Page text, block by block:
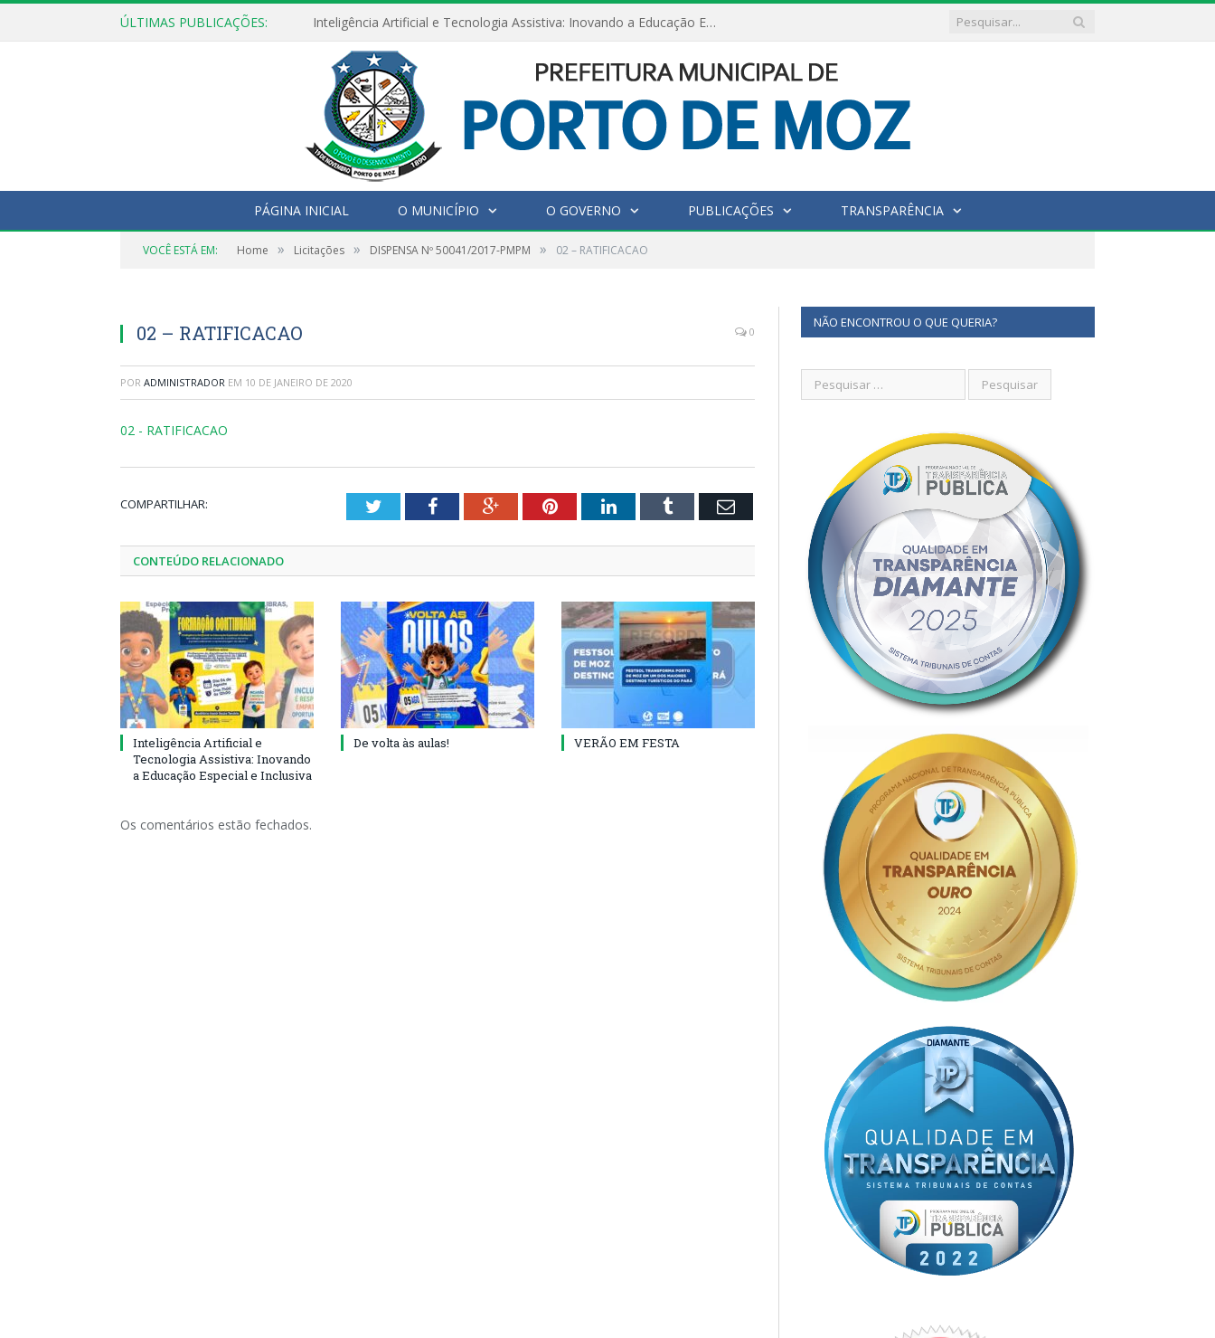
ÚLTIMAS PUBLICAÇÕES: Inteligência Artificial e Tecnologia Assistiva: Inovando a Educação Especial e Inclusiva
PÁGINA INICIAL O MUNICÍPIO O GOVERNO PUBLICAÇÕES TRANSPARÊNCIA
VOCÊ ESTÁ EM: Home » Licitações » DISPENSA Nº 50041/2017-PMPM » 02 – RATIFICACAO
02 – RATIFICACAO 0
POR ADMINISTRADOR EM 10 DE JANEIRO DE 2020
02 - RATIFICACAO
COMPARTILHAR: TwitterFacebookGoogle+PinterestLinkedInTumblr Email
CONTEÚDO RELACIONADO
Inteligência Artificial e
Tecnologia Assistiva: Inovando
a Educação Especial e Inclusiva
De volta às aulas! VERÃO EM FESTA
Os comentários estão fechados.
NÃO ENCONTROU O QUE QUERIA?